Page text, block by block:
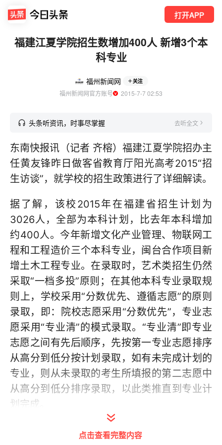
打开APP
福建江夏学院招生数增加400人 新增3个本
科专业
福州新闻网 关注
福州新闻网官方账号
  2015-7-7 02:53
头条听资讯，时事尽掌握 去听全文
东南快报讯（记者 齐榕）福建江夏学院招办主
任黄友锋昨日做客省教育厅阳光高考2015“招
生访谈”，就学校的招生政策进行了详细解读。
据了解，该校2015年在福建省招生计划为
3026人，全部为本科计划，比去年本科增加
约400人。今年新增文化产业管理、物联网工
程和工程造价三个本科专业，闽台合作项目新
增土木工程专业。在录取时，艺术类招生仍然
采取“一档多投”原则；在其他本科专业录取规
则上，学校采用“分数优先、遵循志愿”的原则
录取，即：院校志愿采用“分数优先”，专业志
愿采用“专业清”的模式录取。“专业清”即专业
志愿之间有先后顺序，先按第一专业志愿排序
从高分到低分按计划录取，如有未完成计划的
专业，则从未录取的考生所填报的第二志愿中
从高分到低分排序录取，以此类推直到专业计
划完成。
从往年的录取情况来看，学校招生的专业共有
点击查看完整内容